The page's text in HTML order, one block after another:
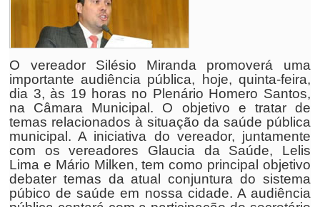
O vereador Silésio Miranda promoverá uma
importante audiência pública, hoje, quinta-feira,
dia 3, às 19 horas no Plenário Homero Santos,
na Câmara Municipal. O objetivo e tratar de
temas relacionados à situação da saúde pública
municipal. A iniciativa do vereador, juntamente
com os vereadores Glaucia da Saúde, Lelis
Lima e Mário Milken, tem como principal objetivo
debater temas da atual conjuntura do sistema
púbico de saúde em nossa cidade. A audiência